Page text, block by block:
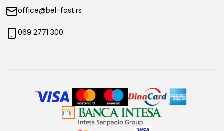
office@bel-fast.rs
069 2771 300